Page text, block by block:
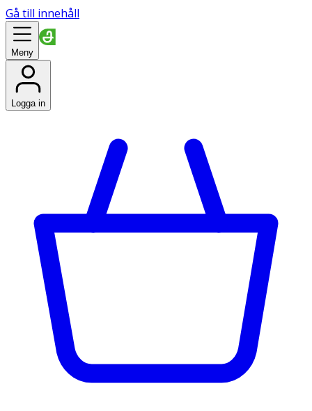
Gå till innehåll
Meny
Logga in